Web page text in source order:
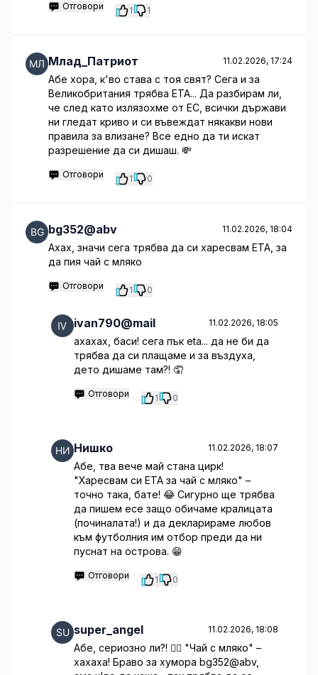
Отговори 1 1
Млад_Патриот 11.02.2026, 17:24
Абе хора, к'во става с тоя свят? Сега и за
Великобритания трябва ETA... Да разбирам ли,
че след като излязохме от ЕС, всички държави
ни гледат криво и си въвеждат някакви нови
правила за влизане? Все едно да ти искат
разрешение да си дишаш. 💸
Отговори 1 0
bg352@abv 11.02.2026, 18:04
Ахах, значи сега трябва да си харесвам ETA, за
да пия чай с мляко
Отговори 1 0
ivan790@mail 11.02.2026, 18:05
ахахах, баси! сега пък eta... да не би да
трябва да си плащаме и за въздуха,
дето дишаме там?! 🤦
Отговори 1 0
Нишко 11.02.2026, 18:07
Абе, тва вече май стана цирк!
"Харесвам си ETA за чай с мляко" –
точно така, бате! 😂 Сигурно ще трябва
да пишем есе защо обичаме кралицата
(починалата!) и да декларираме любов
към футболния им отбор преди да ни
пуснат на острова. 😁
Отговори 1 0
super_angel 11.02.2026, 18:08
Абе, сериозно ли?! 🤦‍♀️ "Чай с мляко" –
хахаха! Браво за хумора bg352@abv,